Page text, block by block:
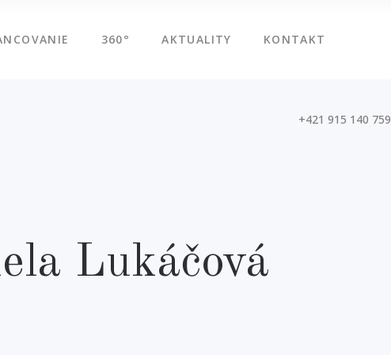
360° AKTUALITY KONTAKT
+421 915 140 759
Lukáčová